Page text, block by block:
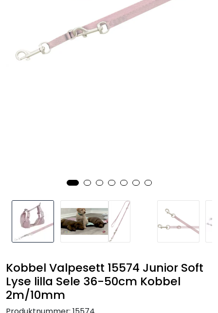
Kobbel Valpesett 15574 Junior Soft
Lyse lilla Sele 36-50cm Kobbel
2m/10mm